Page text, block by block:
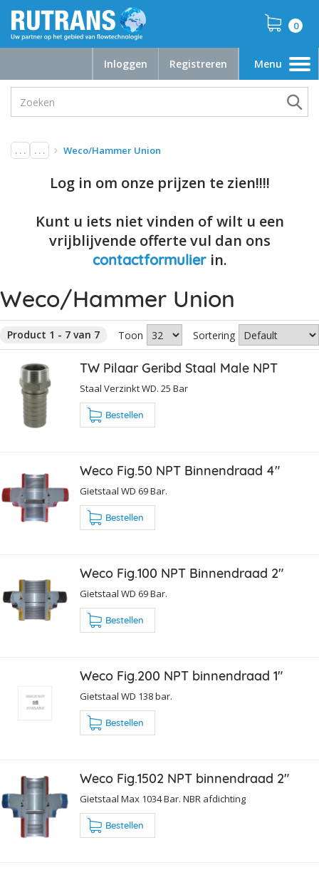
0
Inloggen Registreren
Toggle
navigation
Menu
. . . . . . Weco/Hammer Union
Log in om onze prijzen te zien!!!!
Kunt u iets niet vinden of wilt u een
vrijblijvende offerte vul dan ons
contactformulier in.
Weco/Hammer Union
Product 1 - 7 van 7 Toon Sortering
TW Pilaar Geribd Staal Male NPT
Staal Verzinkt WD. 25 Bar
Bestellen
Weco Fig.50 NPT Binnendraad 4"
Gietstaal WD 69 Bar.
Bestellen
Weco Fig.100 NPT Binnendraad 2"
Gietstaal WD 69 Bar.
Bestellen
Weco Fig.200 NPT binnendraad 1"
Gietstaal WD 138 bar.
Bestellen
Weco Fig.1502 NPT binnendraad 2"
Gietstaal Max 1034 Bar. NBR afdichting
Bestellen